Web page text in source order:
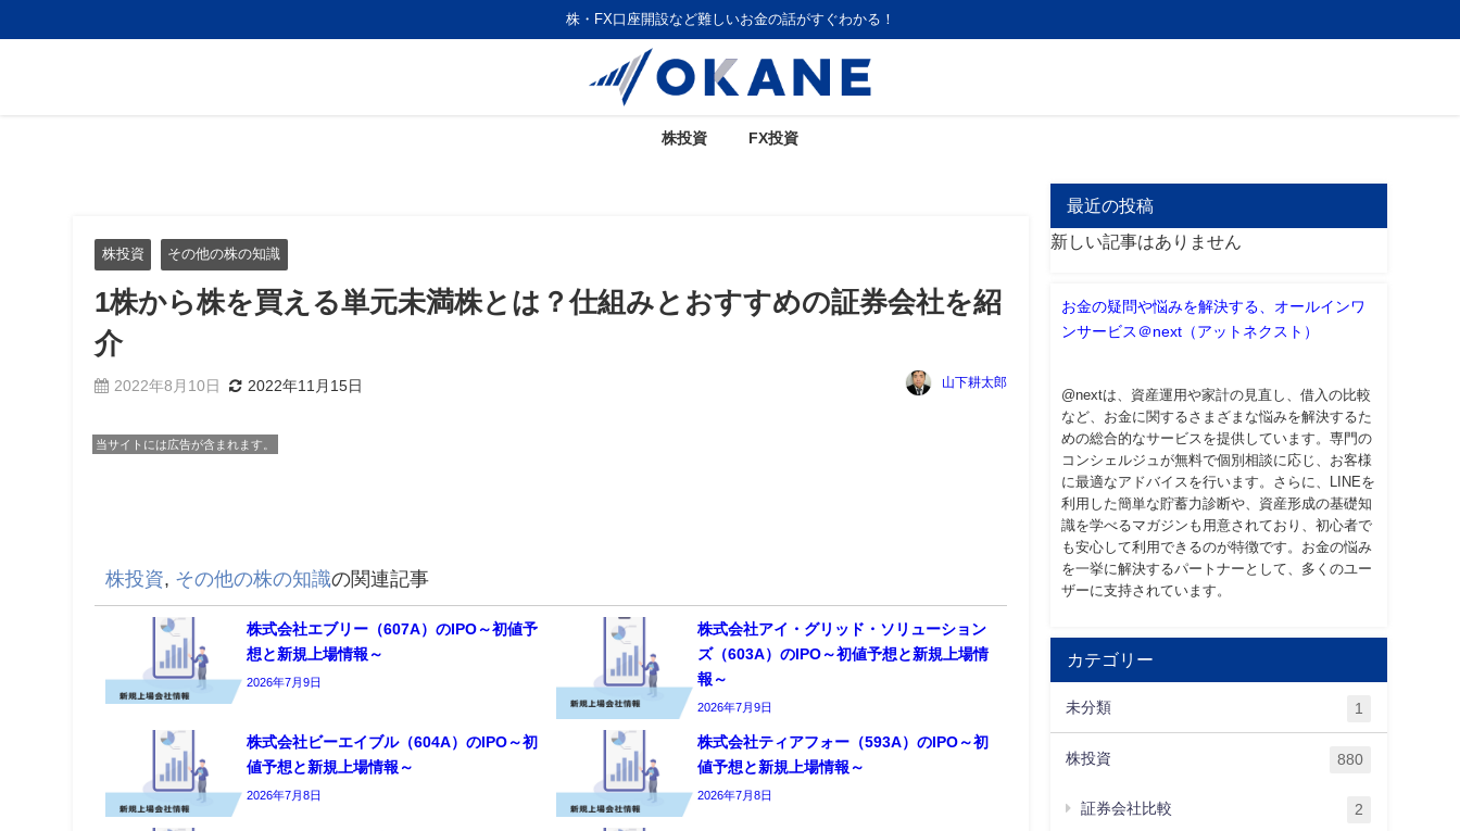
株・FX口座開設など難しいお金の話がすぐわかる！
株投資 FX投資
株投資 その他の株の知識
1株から株を買える単元未満株とは？仕組みとおすすめの証券会社を紹
介
2022年8月10日 2022年11月15日 山下耕太郎
当サイトには広告が含まれます。
株投資, その他の株の知識の関連記事
株式会社エブリー（607A）のIPO～初値予
想と新規上場情報～
2026年7月9日
株式会社アイ・グリッド・ソリューション
ズ（603A）のIPO～初値予想と新規上場情
報～
2026年7月9日
株式会社ビーエイブル（604A）のIPO～初
値予想と新規上場情報～
2026年7月8日
株式会社ティアフォー（593A）のIPO～初
値予想と新規上場情報～
2026年7月8日
最近の投稿
新しい記事はありません
お金の疑問や悩みを解決する、オールインワ
ンサービス＠next（アットネクスト）
@nextは、資産運用や家計の見直し、借入の比較
など、お金に関するさまざまな悩みを解決するた
めの総合的なサービスを提供しています。専門の
コンシェルジュが無料で個別相談に応じ、お客様
に最適なアドバイスを行います。さらに、LINEを
利用した簡単な貯蓄力診断や、資産形成の基礎知
識を学べるマガジンも用意されており、初心者で
も安心して利用できるのが特徴です。お金の悩み
を一挙に解決するパートナーとして、多くのユー
ザーに支持されています。
カテゴリー
未分類 1
株投資 880
証券会社比較 2